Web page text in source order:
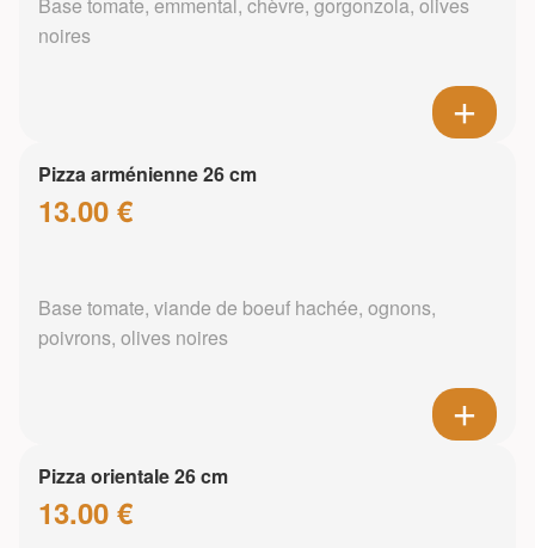
Base tomate, emmental, chèvre, gorgonzola, olives
noires
Pizza arménienne 26 cm
13.00 €
Base tomate, viande de boeuf hachée, ognons,
poivrons, olives noires
Pizza orientale 26 cm
13.00 €